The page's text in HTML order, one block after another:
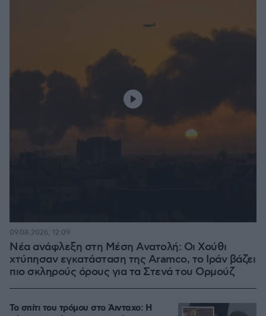
Νέα ανάφλεξη στη Μέση Ανατολή: Οι Χούθι
χτύπησαν εγκατάσταση της Aramco, το Ιράν βάζει
πιο σκληρούς όρους για τα Στενά του Ορμούζ
09.08.2026, 12:09
Το σπίτι του τρόμου στο Άινταχο: Η